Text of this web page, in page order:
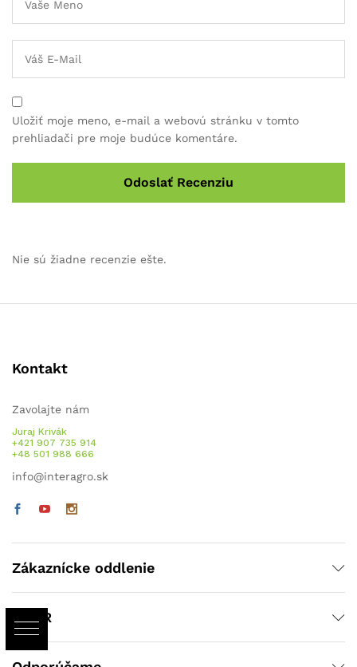
Uložiť moje meno, e-mail a webovú stránku v tomto
prehliadači pre moje budúce komentáre.
Nie sú žiadne recenzie ešte.
Kontakt
Zavolajte nám
Juraj Krivák
+421 907 735 914
+48 501 988 666
info@interagro.sk
Zákaznícke oddlenie
GDPR